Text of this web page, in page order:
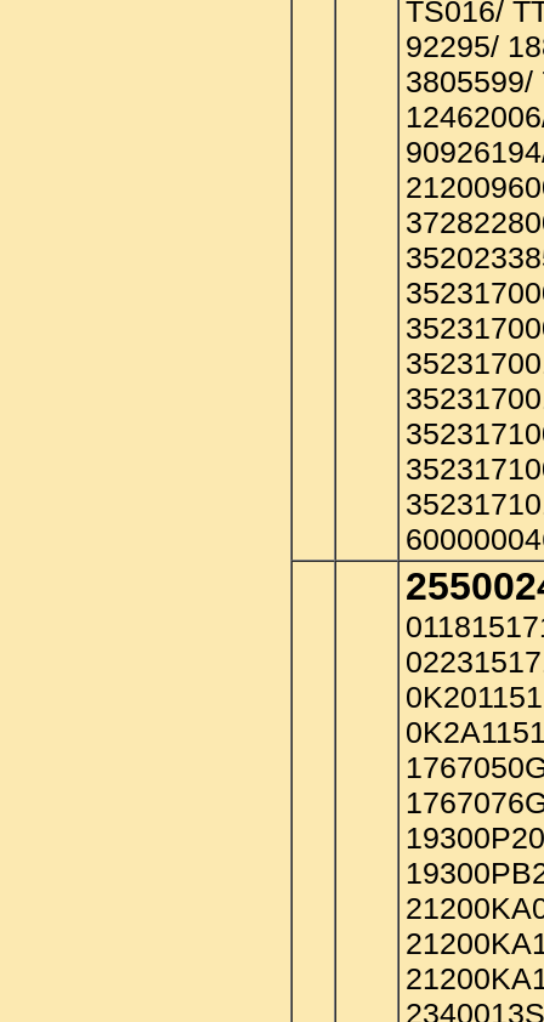
TS016/
92295/
3805599/